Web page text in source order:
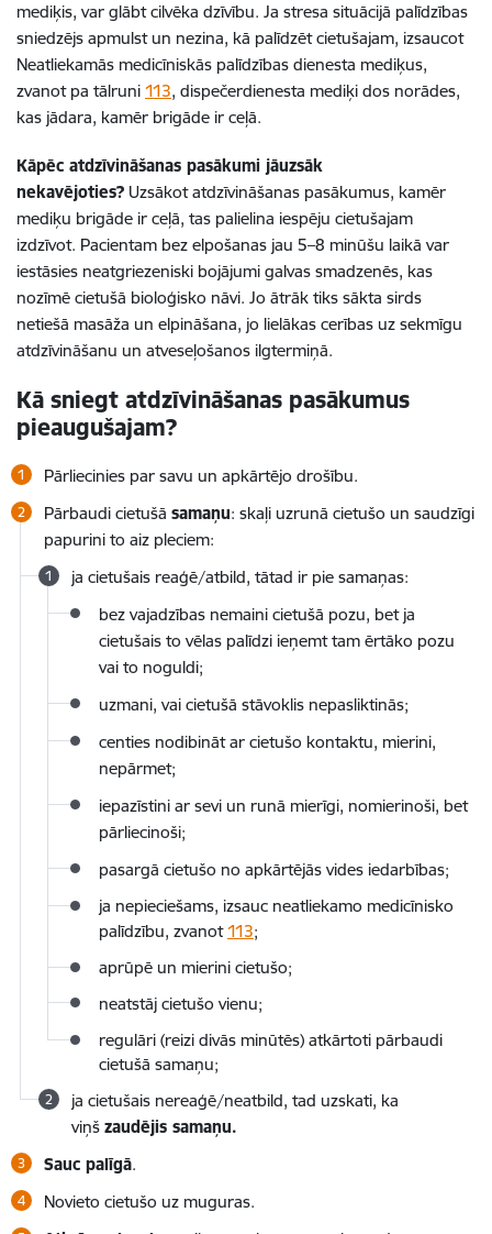
mediķis, var glābt cilvēka dzīvību. Ja stresa situācijā palīdzības
sniedzējs apmulst un nezina, kā palīdzēt cietušajam, izsaucot
Neatliekamās medicīniskās palīdzības dienesta mediķus,
zvanot pa tālruni 113, dispečerdienesta mediķi dos norādes,
kas jādara, kamēr brigāde ir ceļā.
Kāpēc atdzīvināšanas pasākumi jāuzsāk
nekavējoties? Uzsākot atdzīvināšanas pasākumus, kamēr
mediķu brigāde ir ceļā, tas palielina iespēju cietušajam
izdzīvot. Pacientam bez elpošanas jau 5–8 minūšu laikā var
iestāsies neatgriezeniski bojājumi galvas smadzenēs, kas
nozīmē cietušā bioloģisko nāvi. Jo ātrāk tiks sākta sirds
netiešā masāža un elpināšana, jo lielākas cerības uz sekmīgu
atdzīvināšanu un atveseļošanos ilgtermiņā.
Kā sniegt atdzīvināšanas pasākumus
pieaugušajam?
Pārliecinies par savu un apkārtējo drošību.
Pārbaudi cietušā samaņu: skaļi uzrunā cietušo un saudzīgi
papurini to aiz pleciem:
ja cietušais reaģē/atbild, tātad ir pie samaņas:
bez vajadzības nemaini cietušā pozu, bet ja
cietušais to vēlas palīdzi ieņemt tam ērtāko pozu
vai to noguldi;
uzmani, vai cietušā stāvoklis nepasliktinās;
centies nodibināt ar cietušo kontaktu, mierini,
nepārmet;
iepazīstini ar sevi un runā mierīgi, nomierinoši, bet
pārliecinoši;
pasargā cietušo no apkārtējās vides iedarbības;
ja nepieciešams, izsauc neatliekamo medicīnisko
palīdzību, zvanot113;
aprūpē un mierini cietušo;
neatstāj cietušo vienu;
regulāri (reizi divās minūtēs) atkārtoti pārbaudi
cietušā samaņu;
ja cietušais nereaģē/neatbild, tad uzskati, ka
viņš zaudējis samaņu.
Sauc palīgā.
Novieto cietušo uz muguras.